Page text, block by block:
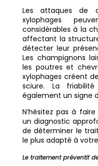
Les attaques de
xylophages
considérables à la
affectant la
détecter leur
Les champignons
les poutres et
xylophages créent
sciure. La
également un signe
N’hésitez pas à
un diagnostic
de déterminer le
le plus adapté à
Le traitement préventif